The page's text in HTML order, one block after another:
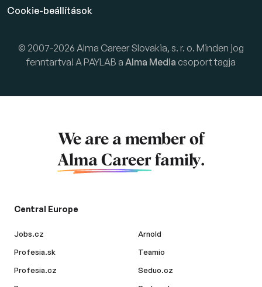
Cookie-beállítások
© 2007-2026 Alma Career Slovakia, s. r. o. Minden jog
fenntartva! A PAYLAB a Alma Media csoport tagja
We are a member of
Alma Career family.
Central Europe
Jobs.cz
Profesia.sk
Profesia.cz
Arnold
Teamio
Seduo.cz